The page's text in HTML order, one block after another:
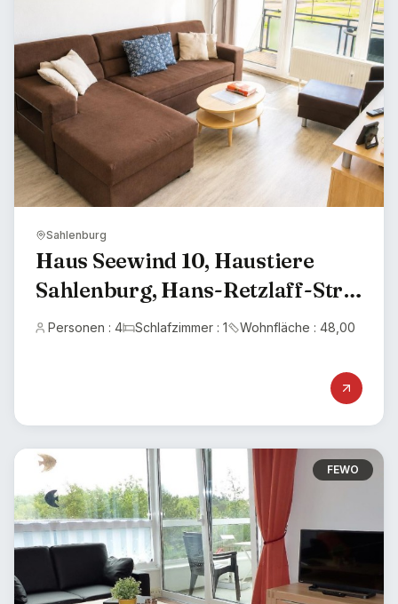
Sahlenburg
Haus Seewind 10, Haustiere
Sahlenburg, Hans-Retzlaff-Str.
4, Haustiere erlaubt
Personen : 4 Schlafzimmer : 1 Wohnfläche : 48,00
FEWO